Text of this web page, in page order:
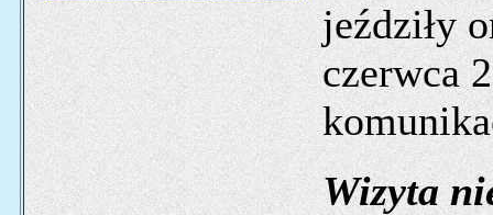
jeździły
czerwca
Wizyta